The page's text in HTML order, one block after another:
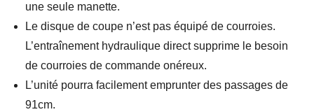
une seule manette.
Le disque de coupe n’est pas équipé de courroies.
L’entraînement hydraulique direct supprime le besoin
de courroies de commande onéreux.
L’unité pourra facilement emprunter des passages de
91cm.